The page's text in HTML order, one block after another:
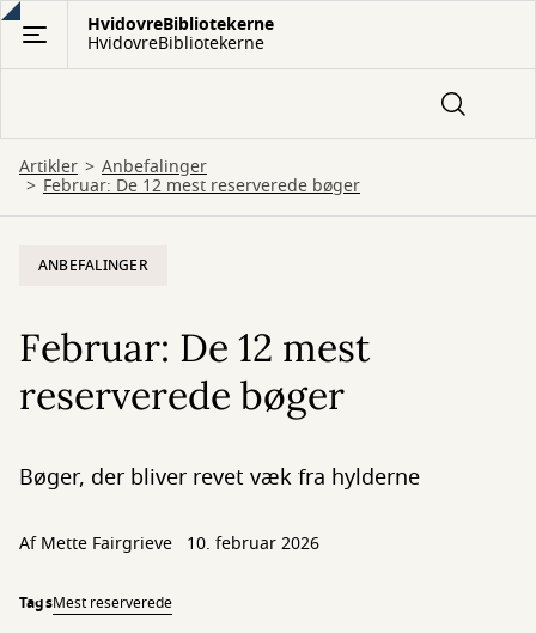
Gå
hovedindhold
HvidovreBibliotekerne
HvidovreBibliotekerne
Artikler Anbefalinger
Februar: De 12 mest reserverede bøger
ANBEFALINGER
Februar: De 12 mest
reserverede bøger
Bøger, der bliver revet væk fra hylderne
AfMette Fairgrieve 10. februar 2026
TagsMest reserverede